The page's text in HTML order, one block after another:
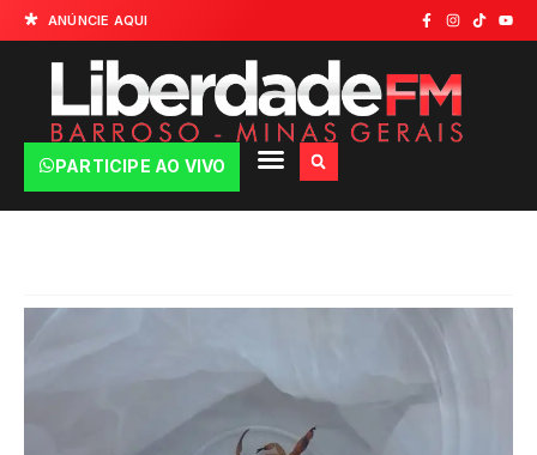
ANÚNCIE AQUI
PARTICIPE AO VIVO